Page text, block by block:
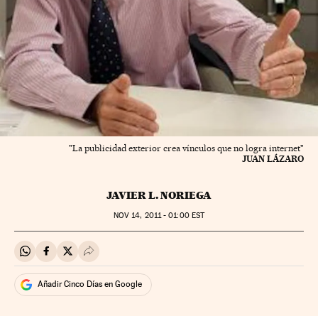
"La publicidad exterior crea vínculos que no logra internet"
JUAN LÁZARO
JAVIER L. NORIEGA
NOV 14, 2011 - 01:00EST
Compartir en Whatsapp
Compartir en Facebook
Compartir en Twitter
Desplegar Redes Sociales
Añadir Cinco Días en Google